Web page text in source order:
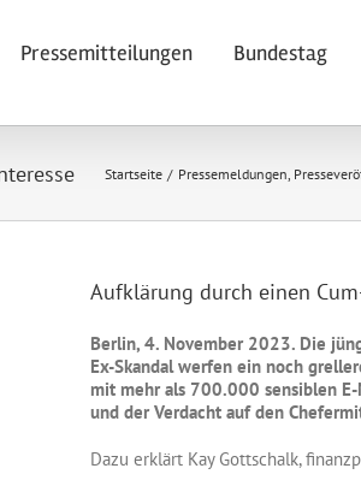
Pressemitteilungen Bundestag
Startseite Pressemeldungen
Aufklärung durch einen
Berlin, 4. November 2023. Die
Ex-Skandal werfen ein noch
mit mehr als 700.000 sensiblen E-
und der Verdacht auf den
Dazu erklärt Kay Gottschalk,